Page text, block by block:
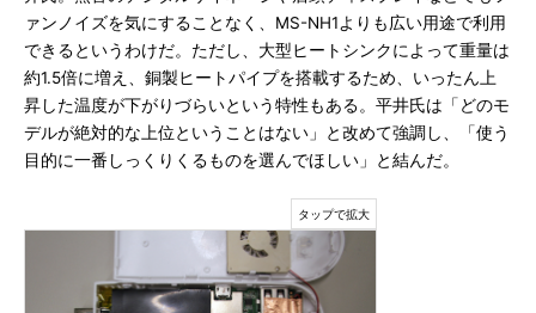
ァンノイズを気にすることなく、MS-NH1よりも広い用途で利用
できるというわけだ。ただし、大型ヒートシンクによって重量は
約1.5倍に増え、銅製ヒートパイプを搭載するため、いったん上
昇した温度が下がりづらいという特性もある。平井氏は「どのモ
デルが絶対的な上位ということはない」と改めて強調し、「使う
目的に一番しっくりくるものを選んでほしい」と結んだ。